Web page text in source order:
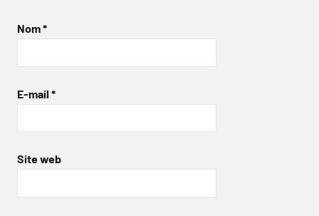
Nom*
E-mail *
Site web